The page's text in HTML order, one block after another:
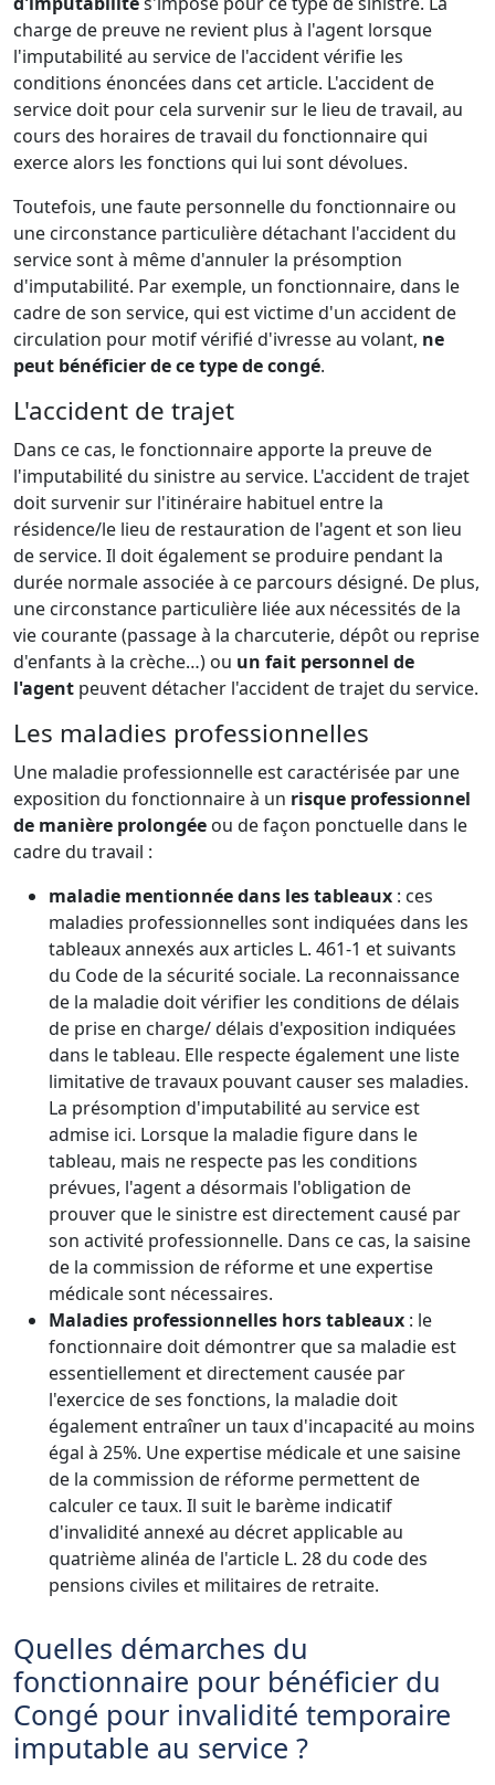
charge de preuve ne revient plus à l'agent lorsque
l'imputabilité au service de l'accident vérifie les
conditions énoncées dans cet article. L'accident de
service doit pour cela survenir sur le lieu de travail, au
cours des horaires de travail du fonctionnaire qui
exerce alors les fonctions qui lui sont dévolues.
Toutefois, une faute personnelle du fonctionnaire ou
une circonstance particulière détachant l'accident du
service sont à même d'annuler la présomption
d'imputabilité. Par exemple, un fonctionnaire, dans le
cadre de son service, qui est victime d'un accident de
circulation pour motif vérifié d'ivresse au volant, ne
peut bénéficier de ce type de congé.
L'accident de trajet
Dans ce cas, le fonctionnaire apporte la preuve de
l'imputabilité du sinistre au service. L'accident de trajet
doit survenir sur l'itinéraire habituel entre la
résidence/le lieu de restauration de l'agent et son lieu
de service. Il doit également se produire pendant la
durée normale associée à ce parcours désigné. De plus,
une circonstance particulière liée aux nécessités de la
vie courante (passage à la charcuterie, dépôt ou reprise
d'enfants à la crèche…) ou un fait personnel de
l'agent peuvent détacher l'accident de trajet du service.
Les maladies professionnelles
Une maladie professionnelle est caractérisée par une
exposition du fonctionnaire à un risque professionnel
de manière prolongée ou de façon ponctuelle dans le
cadre du travail :
maladie mentionnée dans les tableaux : ces
maladies professionnelles sont indiquées dans les
tableaux annexés aux articles L. 461-1 et suivants
du Code de la sécurité sociale. La reconnaissance
de la maladie doit vérifier les conditions de délais
de prise en charge/ délais d'exposition indiquées
dans le tableau. Elle respecte également une liste
limitative de travaux pouvant causer ses maladies.
La présomption d'imputabilité au service est
admise ici. Lorsque la maladie figure dans le
tableau, mais ne respecte pas les conditions
prévues, l'agent a désormais l'obligation de
prouver que le sinistre est directement causé par
son activité professionnelle. Dans ce cas, la saisine
de la commission de réforme et une expertise
médicale sont nécessaires.
Maladies professionnelles hors tableaux : le
fonctionnaire doit démontrer que sa maladie est
essentiellement et directement causée par
l'exercice de ses fonctions, la maladie doit
également entraîner un taux d'incapacité au moins
égal à 25%. Une expertise médicale et une saisine
de la commission de réforme permettent de
calculer ce taux. Il suit le barème indicatif
d'invalidité annexé au décret applicable au
quatrième alinéa de l'article L. 28 du code des
pensions civiles et militaires de retraite.
Quelles démarches du
fonctionnaire pour bénéficier du
Congé pour invalidité temporaire
imputable au service ?